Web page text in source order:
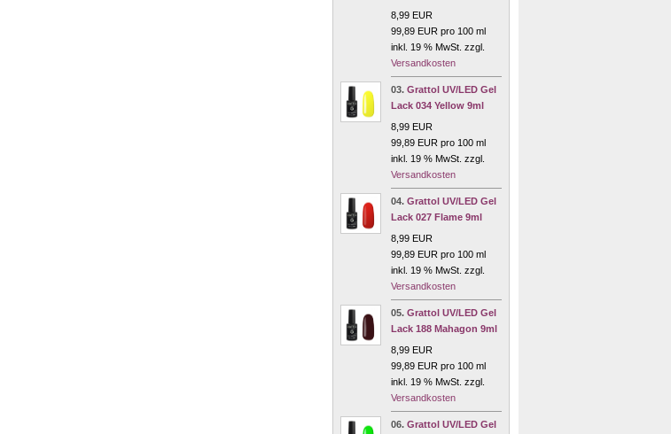
8,99 EUR
99,89 EUR pro 100 ml
inkl. 19 % MwSt. zzgl.
Versandkosten
03. Grattol UV/LED Gel
Lack 034 Yellow 9ml
8,99 EUR
99,89 EUR pro 100 ml
inkl. 19 % MwSt. zzgl.
Versandkosten
04. Grattol UV/LED Gel
Lack 027 Flame 9ml
8,99 EUR
99,89 EUR pro 100 ml
inkl. 19 % MwSt. zzgl.
Versandkosten
05. Grattol UV/LED Gel
Lack 188 Mahagon 9ml
8,99 EUR
99,89 EUR pro 100 ml
inkl. 19 % MwSt. zzgl.
Versandkosten
06. Grattol UV/LED Gel